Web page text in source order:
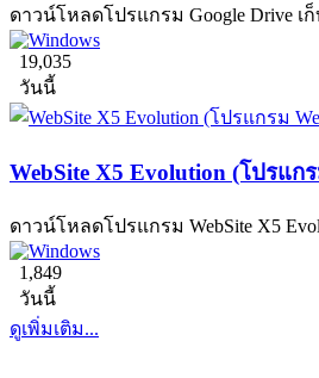
ดาวน์โหลดโปรแกรม Google Drive
19,035
วันนี้
WebSite X5 Evolution (โปรแก
ดาวน์โหลดโปรแกรม WebSite X5
1,849
วันนี้
ดูเพิ่มเติม...